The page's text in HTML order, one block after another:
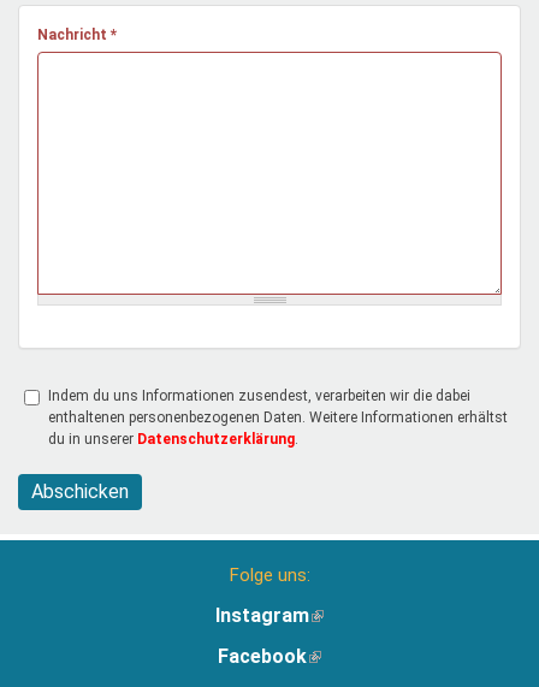
Demokratie & Beteiligung
Nachricht *
Indem du uns Informationen zusendest, verarbeiten wir die dabei
enthaltenen personenbezogenen Daten. Weitere Informationen erhältst
du in unserer Datenschutzerklärung
Abschicken
Folge uns:
Instagram(Link
extern)
Facebook(Link